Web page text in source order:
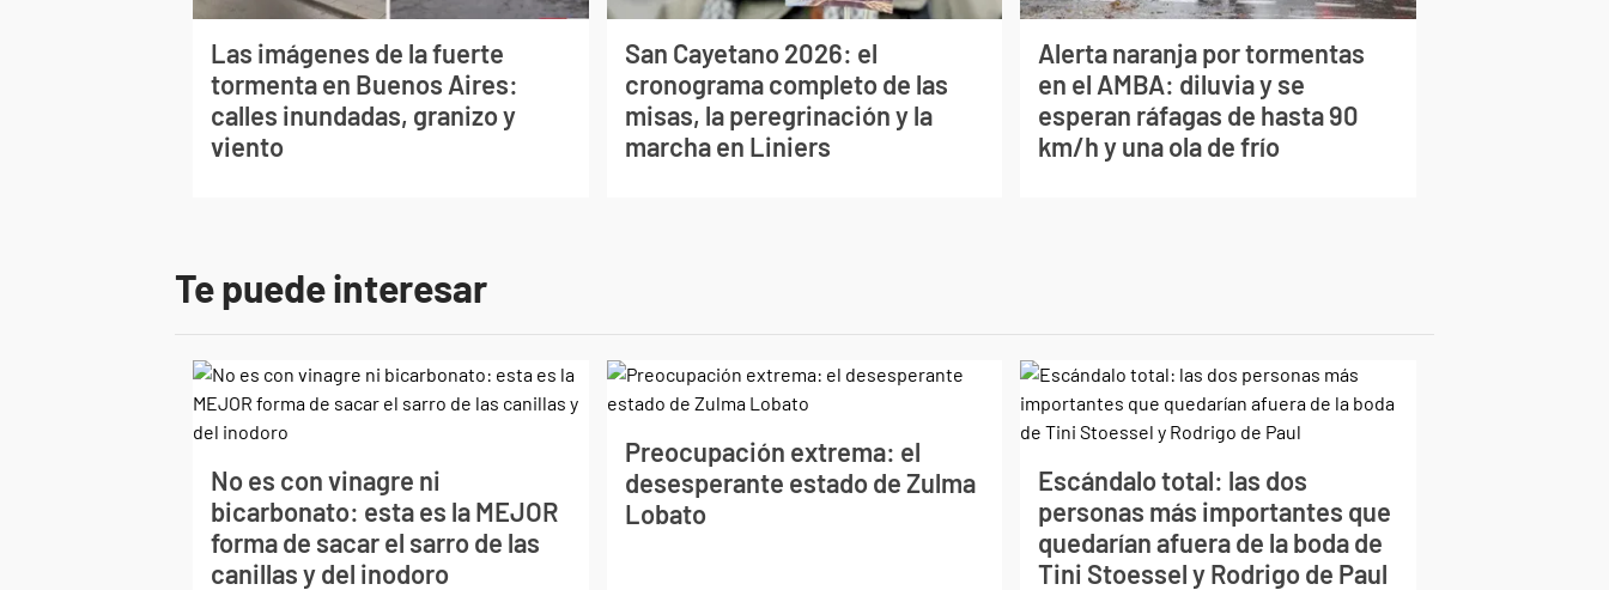
Las imágenes de la fuerte
tormenta en Buenos Aires:
calles inundadas, granizo y
viento
San Cayetano 2026: el
cronograma completo de las
misas, la peregrinación y la
marcha en Liniers
Alerta naranja por tormentas
en el AMBA: diluvia y se
esperan ráfagas de hasta 90
km/h y una ola de frío
Te puede interesar
No es con vinagre ni
bicarbonato: esta es la MEJOR
forma de sacar el sarro de las
canillas y del inodoro
Preocupación extrema: el
desesperante estado de Zulma
Lobato
Escándalo total: las dos
personas más importantes que
quedarían afuera de la boda de
Tini Stoessel y Rodrigo de Paul